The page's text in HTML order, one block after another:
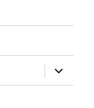
サ
ブ
メ